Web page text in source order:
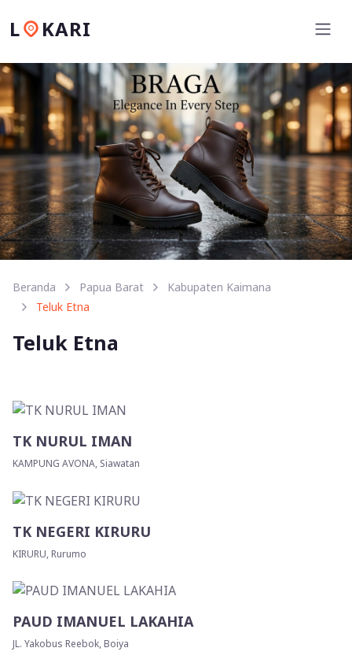
L KARI
Beranda Papua Barat
Kabupaten Kaimana
Teluk Etna
Teluk Etna
TK NURUL IMAN
KAMPUNG AVONA, Siawatan
TK NEGERI KIRURU
KIRURU, Rurumo
PAUD IMANUEL LAKAHIA
JL. Yakobus Reebok, Boiya